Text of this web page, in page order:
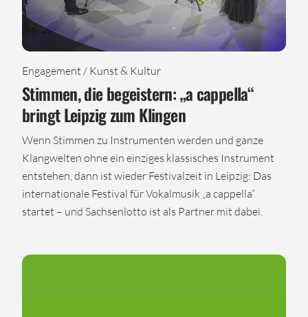
Engagement / Kunst & Kultur
Stimmen, die begeistern: „a cappella“
bringt Leipzig zum Klingen
Wenn Stimmen zu Instrumenten werden und ganze
Klangwelten ohne ein einziges klassisches Instrument
entstehen, dann ist wieder Festivalzeit in Leipzig: Das
internationale Festival für Vokalmusik „a cappella“
startet – und Sachsenlotto ist als Partner mit dabei.